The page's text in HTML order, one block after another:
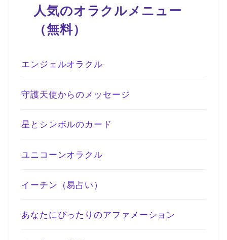
人気のオラクルメニュー
（無料）
エンジェルオラクル
守護天使からのメッセージ
星とシンボルのカード
ユニコーンオラクル
イーチン（易占い）
あなたにぴったりのアファメーション